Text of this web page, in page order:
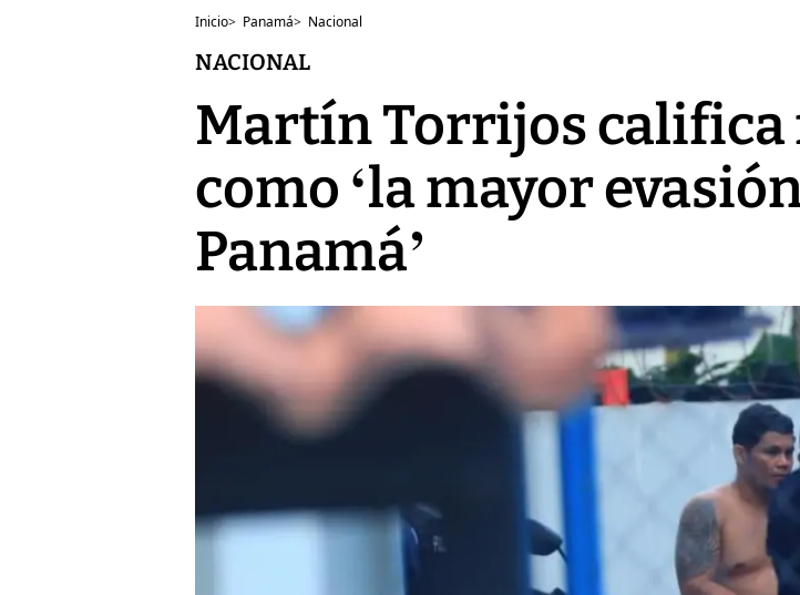
Inicio> Panamá> Nacional
NACIONAL
Martín Torrijos califica
como ‘la mayor
Panamá’
Video, Japón:
deja heridos
daños en